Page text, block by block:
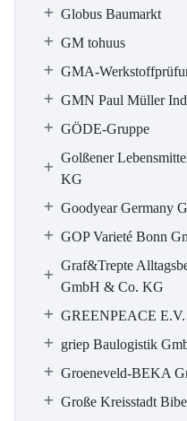
Globus Baumarkt
GM tohuus
GMA-
GMN Paul Müller
GÖDE-Gruppe
Golßener
KG
Goodyear Germany
GOP Varieté Bonn
Graf&Trepte
GmbH & Co. KG
GREENPEACE E.V.
griep Baulogistik
Groeneveld-BEKA
Große Kreisstadt